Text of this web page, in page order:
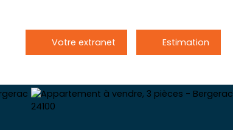
Votre extranet Estimation